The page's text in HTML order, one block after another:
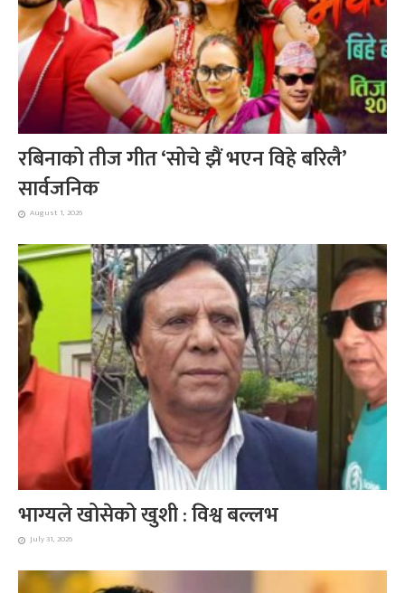
रबिनाको तीज गीत ‘सोचे झैं भएन विहे बरिलै’
सार्वजनिक
August 1, 2026
भाग्यले खोसेको खुशी : विश्व बल्लभ
July 31, 2026